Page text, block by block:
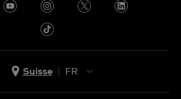
Suisse
FR